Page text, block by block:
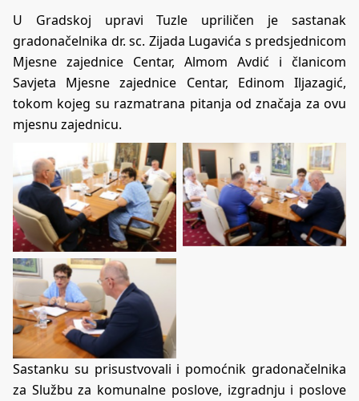
U Gradskoj upravi Tuzle upriličen je sastanak
gradonačelnika dr. sc. Zijada Lugavića s predsjednicom
Mjesne zajednice Centar, Almom Avdić i članicom
Savjeta Mjesne zajednice Centar, Edinom Iljazagić,
tokom kojeg su razmatrana pitanja od značaja za ovu
mjesnu zajednicu.
Sastanku su prisustvovali i pomoćnik gradonačelnika
za Službu za komunalne poslove, izgradnju i poslove